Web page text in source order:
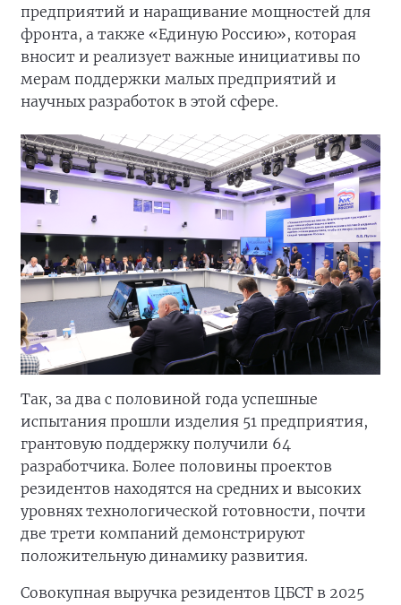
предприятий и наращивание мощностей для
фронта, а также «Единую Россию», которая
вносит и реализует важные инициативы по
мерам поддержки малых предприятий и
научных разработок в этой сфере.
Так, за два с половиной года успешные
испытания прошли изделия 51 предприятия,
грантовую поддержку получили 64
разработчика. Более половины проектов
резидентов находятся на средних и высоких
уровнях технологической готовности, почти
две трети компаний демонстрируют
положительную динамику развития.
Совокупная выручка резидентов ЦБСТ в 2025